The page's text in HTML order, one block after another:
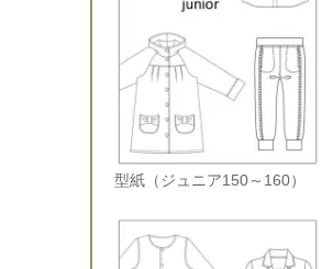
型紙（ジュニア150～160）